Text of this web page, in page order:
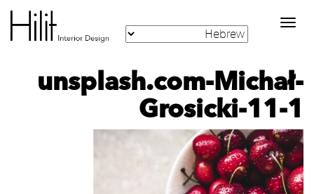
Toggle
navigation
unsplash.com-Michał-
Grosicki-11-1